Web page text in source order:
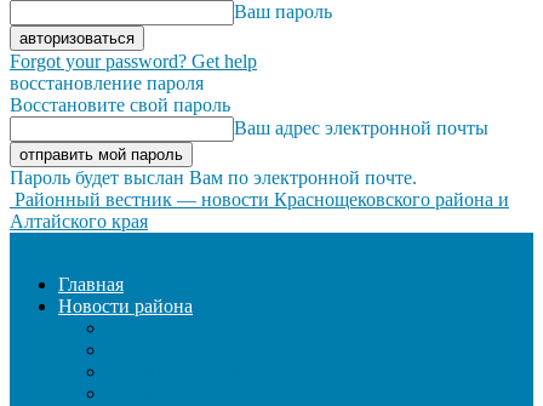
Ваш пароль
Forgot your password? Get help
восстановление пароля
Восстановите свой пароль
Ваш адрес электронной почты
Пароль будет выслан Вам по электронной почте.
Районный вестник — новости Краснощековского района и
Алтайского края
Главная
Новости района